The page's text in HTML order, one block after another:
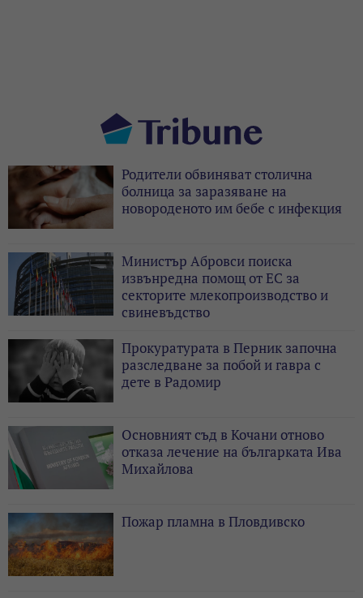
Родители обвиняват столична
болница за заразяване на
новороденото им бебе с инфекция
Министър Абровси поиска
извънредна помощ от ЕС за
секторите млекопроизводство и
свиневъдство
Прокуратурата в Перник започна
разследване за побой и гавра с
дете в Радомир
Основният съд в Кочани отново
отказа лечение на българката Ива
Михайлова
Пожар пламна в Пловдивско